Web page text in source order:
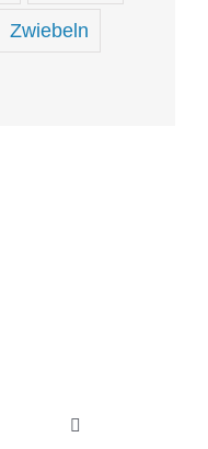
Zwiebeln
Toggle